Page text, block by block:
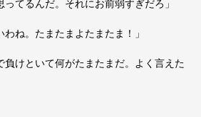
てるんだ。それにお前弱すぎだろ」
ね。たまたまよたまたま！」
負けといて何がたまたまだ。よく言えた